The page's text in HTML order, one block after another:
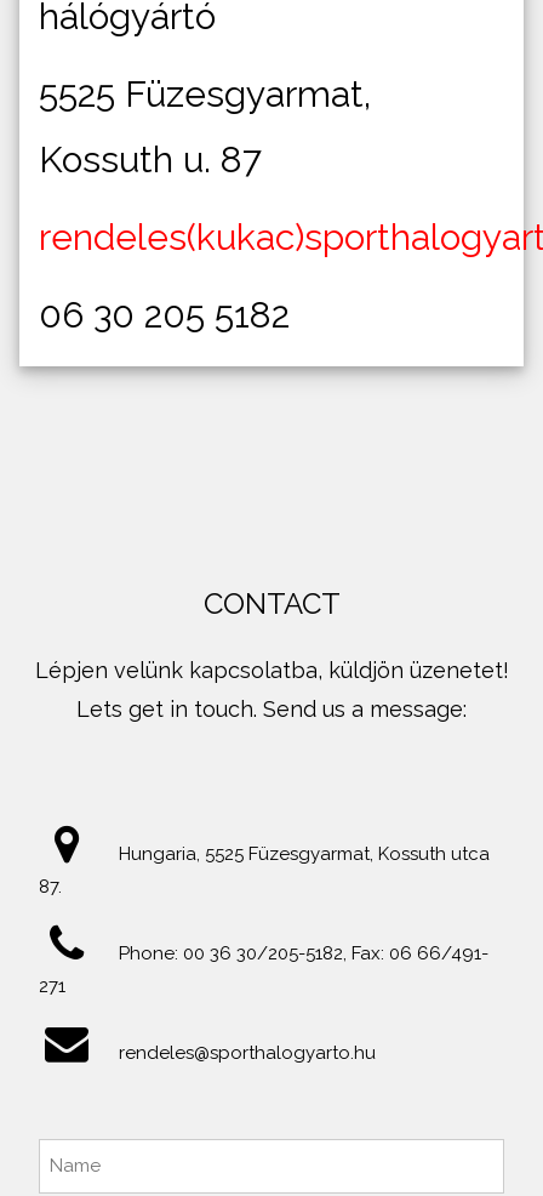
hálógyártó
5525 Füzesgyarmat,
Kossuth u. 87
06 30 205 5182
CONTACT
Lépjen velünk kapcsolatba, küldjön üzenetet!
Lets get in touch. Send us a message:
Hungaria, 5525 Füzesgyarmat, Kossuth utca
87.
Phone: 00 36 30/205-5182, Fax: 06 66/491-
271
rendeles@sporthalogyarto.hu